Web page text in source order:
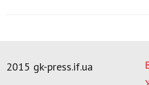
2015 gk-press.if.ua